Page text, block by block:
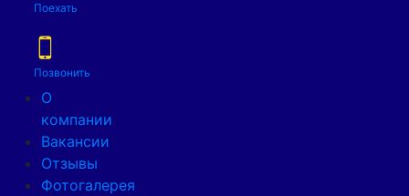
Поехать
Позвонить
О
компании
Вакансии
Отзывы
Фотогалерея